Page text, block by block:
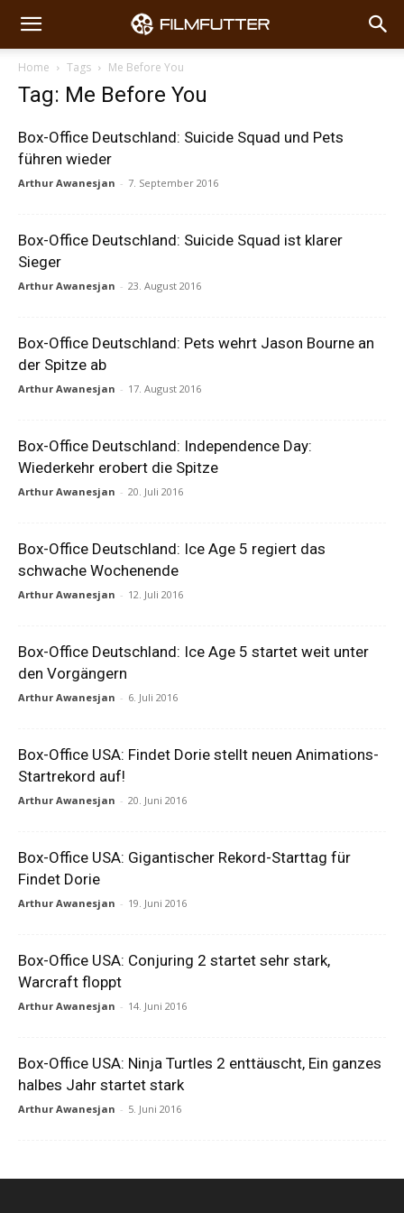
Home Tags Me Before You
Tag: Me Before You
Box-Office Deutschland: Suicide Squad und Pets
führen wieder
Arthur Awanesjan - 7. September 2016
Box-Office Deutschland: Suicide Squad ist klarer
Sieger
Arthur Awanesjan - 23. August 2016
Box-Office Deutschland: Pets wehrt Jason Bourne an
der Spitze ab
Arthur Awanesjan - 17. August 2016
Box-Office Deutschland: Independence Day:
Wiederkehr erobert die Spitze
Arthur Awanesjan - 20. Juli 2016
Box-Office Deutschland: Ice Age 5 regiert das
schwache Wochenende
Arthur Awanesjan - 12. Juli 2016
Box-Office Deutschland: Ice Age 5 startet weit unter
den Vorgängern
Arthur Awanesjan - 6. Juli 2016
Box-Office USA: Findet Dorie stellt neuen Animations-
Startrekord auf!
Arthur Awanesjan - 20. Juni 2016
Box-Office USA: Gigantischer Rekord-Starttag für
Findet Dorie
Arthur Awanesjan - 19. Juni 2016
Box-Office USA: Conjuring 2 startet sehr stark,
Warcraft floppt
Arthur Awanesjan - 14. Juni 2016
Box-Office USA: Ninja Turtles 2 enttäuscht, Ein ganzes
halbes Jahr startet stark
Arthur Awanesjan - 5. Juni 2016